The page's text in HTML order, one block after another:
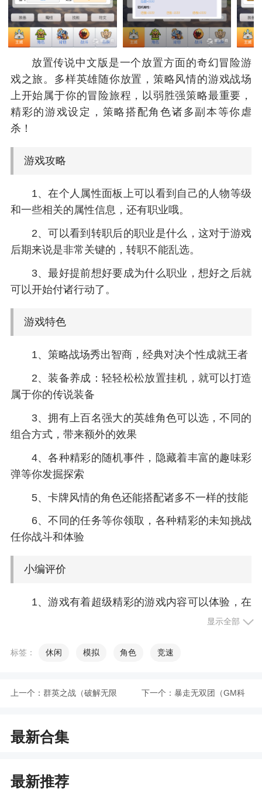
放置传说中文版是一个放置方面的奇幻冒险游
戏之旅。多样英雄随你放置，策略风情的游戏战场
上开始属于你的冒险旅程，以弱胜强策略最重要，
精彩的游戏设定，策略搭配角色诸多副本等你虐
杀！
游戏攻略
1、在个人属性面板上可以看到自己的人物等级
和一些相关的属性信息，还有职业哦。
2、可以看到转职后的职业是什么，这对于游戏
后期来说是非常关键的，转职不能乱选。
3、最好提前想好要成为什么职业，想好之后就
可以开始付诸行动了。
游戏特色
1、策略战场秀出智商，经典对决个性成就王者
2、装备养成：轻轻松松放置挂机，就可以打造
属于你的传说装备
3、拥有上百名强大的英雄角色可以选，不同的
组合方式，带来额外的效果
4、各种精彩的随机事件，隐藏着丰富的趣味彩
弹等你发掘探索
5、卡牌风情的角色还能搭配诸多不一样的技能
6、不同的任务等你领取，各种精彩的未知挑战
任你战斗和体验
小编评价
1、游戏有着超级精彩的游戏内容可以体验，在
这里玩家能体验到超多趣味的玩法模式，在这里你
2、放置传说中文版为大家带来超值的福利，现
装备掉落，增强你的角色战斗力，游戏的玩法也比
显示全部
标签： 休闲 模拟 角色 竞速
上一个： 群英之战（破解无限 下一个： 暴走无双团（GM科
最新合集
最新推荐